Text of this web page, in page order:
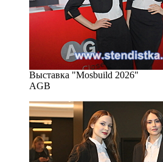
Выставка "Mosbuild 2026"
AGB